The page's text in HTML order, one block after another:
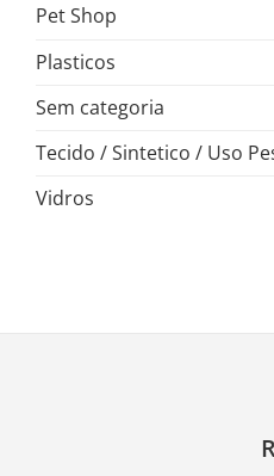
Pet Shop
Plasticos
Sem categoria
Tecido / Sintetico / Uso
Vidros